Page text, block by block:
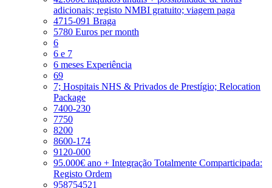
adicionais; registo NMBI gratuito; viagem paga
4715-091 Braga
5780 Euros per month
6
6 e 7
6 meses Experiência
69
7; Hospitais NHS & Privados de Prestígio; Relocation
Package
7400-230
7750
8200
8600-174
9120-000
95.000€ ano + Integração Totalmente Comparticipada:
Registo Ordem
958754521